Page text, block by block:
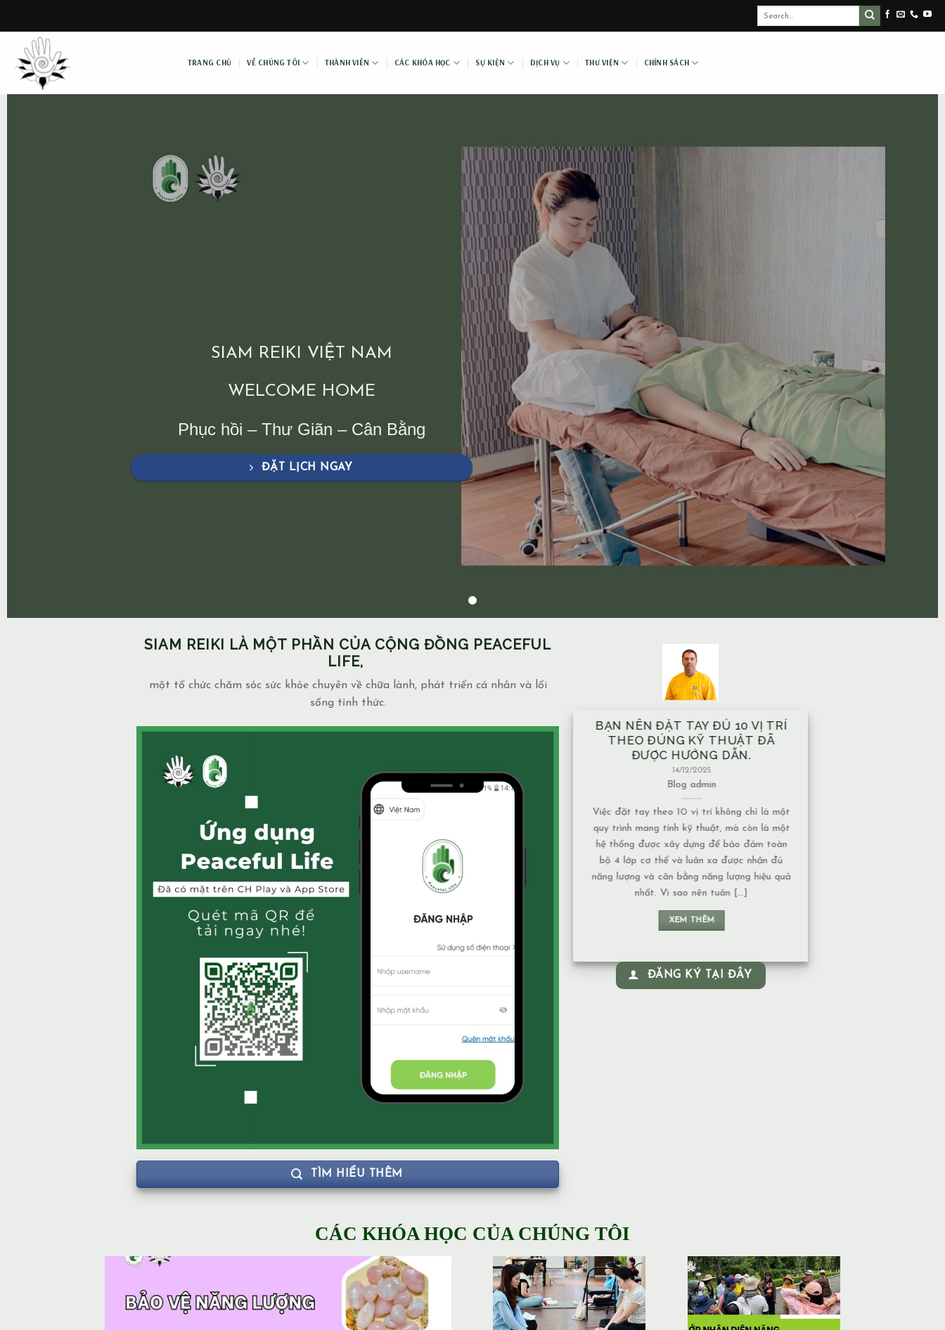
content
TRANG CHỦ VỀ CHÚNG TÔI THÀNH VIÊN CÁC KHÓA HỌC SỰ KIỆN DỊCH VỤ THƯ VIỆN CHÍNH SÁCH
SIAM REIKI VIỆT NAM
WELCOME HOME
Phục hồi – Thư Giãn – Cân Bằng
ĐẶT LỊCH NGAY
SIAM REIKI LÀ MỘT PHẦN CỦA CỘNG ĐỒNG PEACEFUL
LIFE,
một tổ chức chăm sóc sức khỏe chuyên về chữa lành, phát triển cá nhân và lối
sống tỉnh thức.
TÌM HIỂU THÊM
BẠN NÊN ĐẶT TAY ĐỦ 10 VỊ TRÍ
14/12/2025
Blog admin
Việc đặt tay theo 10 vị trí không chỉ là một
hệ thống được xây dựng để bảo đảm toàn
bộ 4 lớp cơ thể và luân xa được nhận đủ
năng lượng và cân bằng năng lượng hiệu quả
nhất. Vì sao nên tuân [...]
XEM THÊM
NHÀ XÂY TRÊN MẠCH NƯỚC
NGẦM CÓ ẢNH HƯỞNG GÌ VỀ
MẶT NĂNG LƯỢNG KHÔNG?
13/12/2025
Blogadmin
Mạch nước ngầm có nhiều dạng khác nhau,
và mức độ ảnh hưởng về năng lượng cũng
phụ thuộc vào tính chất của nguồn nước: 1.
Nước chảy hay nước đọng – Nếu là nước
chảy, năng lượng thường chuyển động liên
tục nên không tạo ra ứ đọng. – Nếu là nước
đọng, lâu [...]
ĐĂNG KÝ TẠI ĐÂY
CÁC KHÓA HỌC CỦA CHÚNG TÔI